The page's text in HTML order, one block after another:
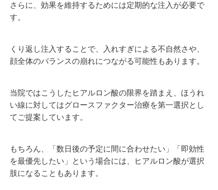
さらに、効果を維持するためには定期的な注入が必要で
す。
くり返し注入することで、入れすぎによる不自然さや、
顔全体のバランスの崩れにつながる可能性もあります。
当院ではこうしたヒアルロン酸の限界を踏まえ、ほうれ
い線に対してはグロースファクター治療を第一選択とし
てご提案しています。
もちろん、「数日後の予定に間に合わせたい」「即効性
を最優先したい」という場合には、ヒアルロン酸が選択
肢になることもあります。